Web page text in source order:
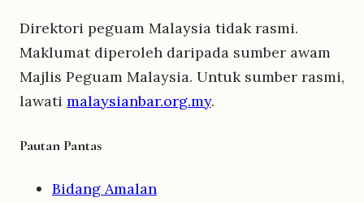
Direktori peguam Malaysia tidak rasmi.
Maklumat diperoleh daripada sumber awam
Majlis Peguam Malaysia. Untuk sumber rasmi,
lawati malaysianbar.org.my.
Pautan Pantas
Bidang Amalan